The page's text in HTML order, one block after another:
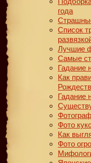
года
Список
Лучшие
Самые
Гадание
Как
Гадание
Фото
Как
Фото